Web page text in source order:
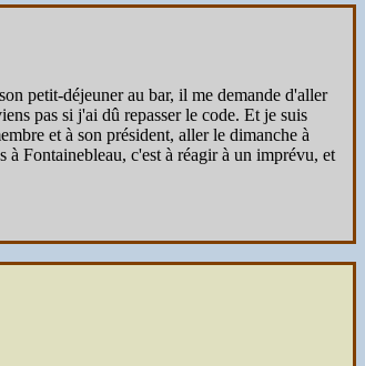
petit-déjeuner au bar, il me demande d'aller
pas si j'ai dû repasser le code. Et je suis
et à son président, aller le dimanche à
Fontainebleau, c'est à réagir à un imprévu, et